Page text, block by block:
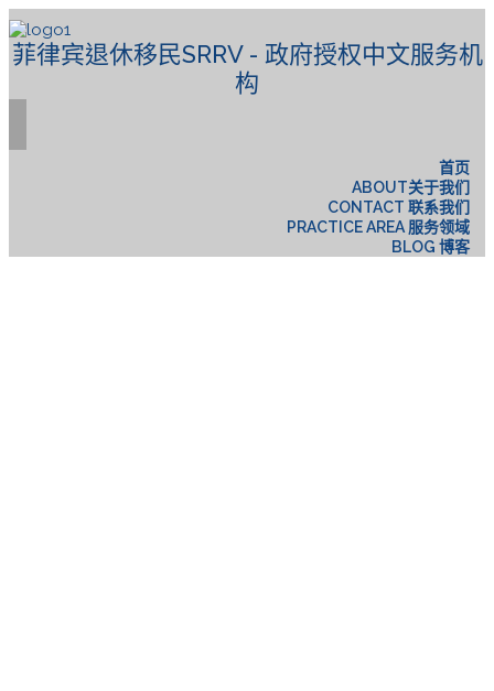
菲律宾退休移民SRRV - 政府授权中文服务机
构
首页
ABOUT关于我们
CONTACT 联系我们
PRACTICE AREA 服务领域
BLOG 博客